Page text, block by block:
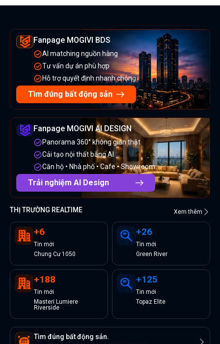
Fanpage MOGIVI BDS
AI matching nguồn hàng
Tư vấn dự án phù hợp
Hỗ trợ quyết định nhanh chóng
Tìm đúng bất động sản
Fanpage MOGIVI AI DESIGN
Panorama 360° không gian thật
Cải tạo nội thất bằng AI
Căn hộ • Nhà phố • Cafe • Showroom
Trải nghiệm AI Design
THỊ TRƯỜNG REALTIME Xem thêm
+6
Tin mới
Chung Cư 1050
+26
Tin mới
Green River
+188
Tin mới
Masteri Lumiere
Riverside
+125
Tin mới
Topaz Elite
Tìm đúng bất động sản.